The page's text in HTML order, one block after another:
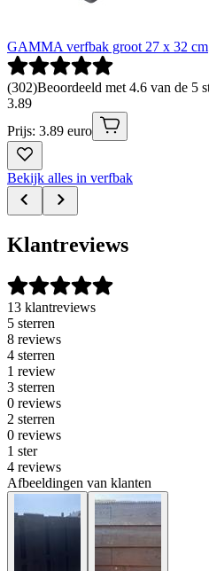
GAMMA verfbak groot 27 x 32 cm
(302)Beoordeeld met 4.6 van de 5
3.89
Prijs: 3.89 euro
Bekijk alles in verfbak
Klantreviews
13 klantreviews
5 sterren
8 reviews
4 sterren
1 review
3 sterren
0 reviews
2 sterren
0 reviews
1 ster
4 reviews
Afbeeldingen van klanten